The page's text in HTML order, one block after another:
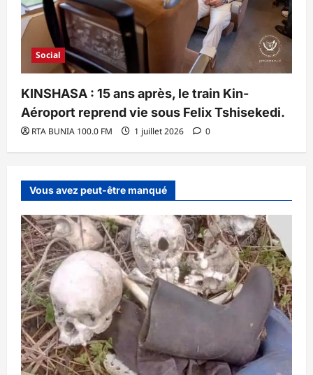
Social
KINSHASA : 15 ans après, le train Kin-
Aéroport reprend vie sous Felix Tshisekedi.
RTA BUNIA 100.0 FM 1 juillet 2026 0
Vous avez peut-être manqué